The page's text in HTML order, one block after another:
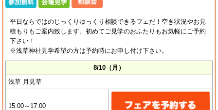
平日ならではのじっくりゆっくり相談できるフェだ！空き状況やお見
積もりもご案内致します。初めてご見学のおふたりもお気軽にご予約
下さい！
※浅草神社見学希望の方は予約時にお申し付け下さい。
8/10（月）
浅草 月見草
15:00～17:00